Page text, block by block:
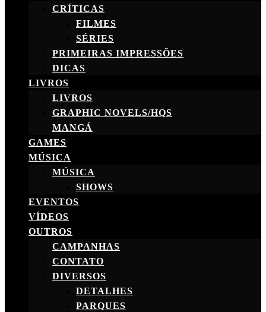
CRÍTICAS
FILMES
SÉRIES
PRIMEIRAS IMPRESSÕES
DICAS
LIVROS
LIVROS
GRAPHIC NOVELS/HQS
MANGÁ
GAMES
MÚSICA
MÚSICA
SHOWS
EVENTOS
VÍDEOS
OUTROS
CAMPANHAS
CONTATO
DIVERSOS
DETALHES
PARQUES